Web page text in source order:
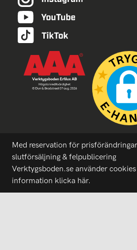
Med reservation för
slutförsäljning & felpublicering
Verktygsboden.se använder
information klicka här.